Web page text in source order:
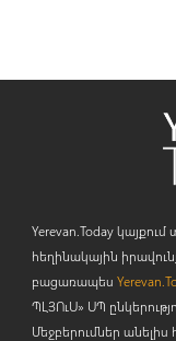
Yerevan.Today
հեղինակային
բացառապես
ՊԼՅՈւՍ» ՍՊ
Մեջբերումներ անելիս